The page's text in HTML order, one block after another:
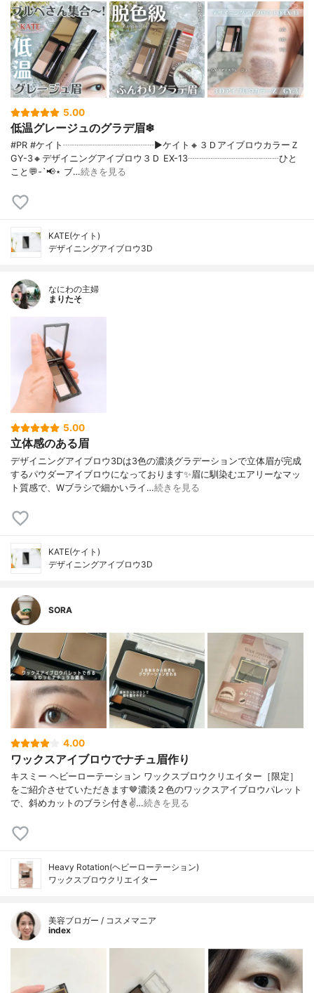
5.00
低温グレージュのグラデ眉❄
#PR #ケイト┈┈┈┈┈┈┈┈┈┈▶ケイト🔸３ＤアイブロウカラーＺ
GY-3🔸デザイニングアイブロウ３Ｄ EX-13┈┈┈┈┈┈┈┈┈┈ひと
こと💬-`📢⋆ ブ…続きを見る
KATE(ケイト)
デザイニングアイブロウ3D
なにわの主婦
まりたそ
5.00
立体感のある眉
デザイニングアイブロウ3Dは3色の濃淡グラデーションで立体眉が完成
するパウダーアイブロウになっております✨眉に馴染むエアリーなマッ
ト質感で、Wブラシで細かいライ…続きを見る
KATE(ケイト)
デザイニングアイブロウ3D
SORA
4.00
ワックスアイブロウでナチュ眉作り
キスミー ヘビーローテーション ワックスブロウクリエイター［限定］
をご紹介させていただきます🤎⁡濃淡２色のワックスアイブロウパレット
で、斜めカットのブラシ付き✌…続きを見る
Heavy Rotation(ヘビーローテーション)
ワックスブロウクリエイター
美容ブロガー / コスメマニア
index